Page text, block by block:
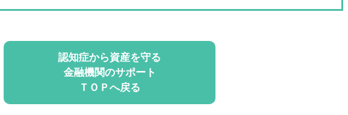
認知症から資産を守る
金融機関のサポート
ＴＯＰへ戻る